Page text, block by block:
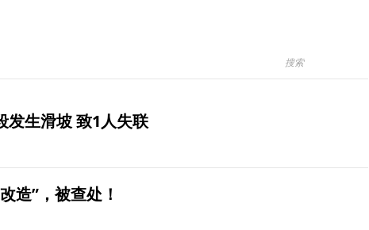
发生滑坡 致1人失联
造”，被查处！